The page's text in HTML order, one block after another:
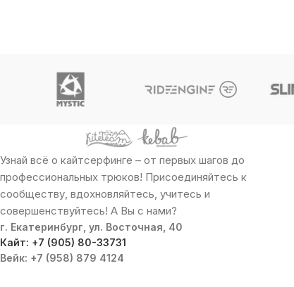
Узнай всё о кайтсерфинге – от первых шагов до
профессиональных трюков! Присоединяйтесь к
сообществу, вдохновляйтесь, учитесь и
совершенствуйтесь! А Вы с нами?
г. Екатеринбург, ул. Восточная, 40
Кайт: +7 (905) 80-33731
Вейк: +7 (958) 879 4124